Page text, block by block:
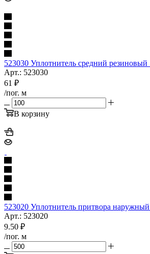
523030 Уплотнитель средний резиновый
Арт.: 523030
61 ₽
/пог. м
В корзину
523020 Уплотнитель притвора
Арт.: 523020
9.50 ₽
/пог. м